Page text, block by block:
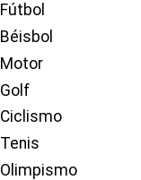
Fútbol
Béisbol
Motor
Golf
Ciclismo
Tenis
Olimpismo